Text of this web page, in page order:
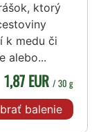
ktorý
k medu či
alebo...
1,87 EUR / 30 g
balenie